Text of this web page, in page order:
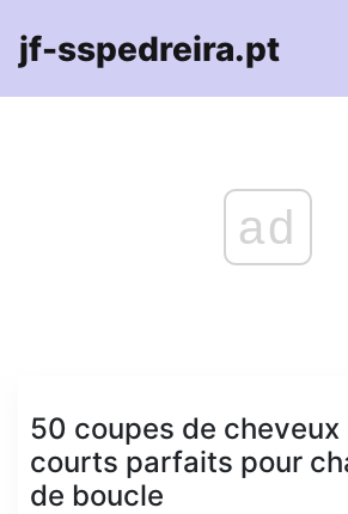
jf-sspedreira.pt
ad
50 coupes de cheveux
courts parfaits pour
de boucle